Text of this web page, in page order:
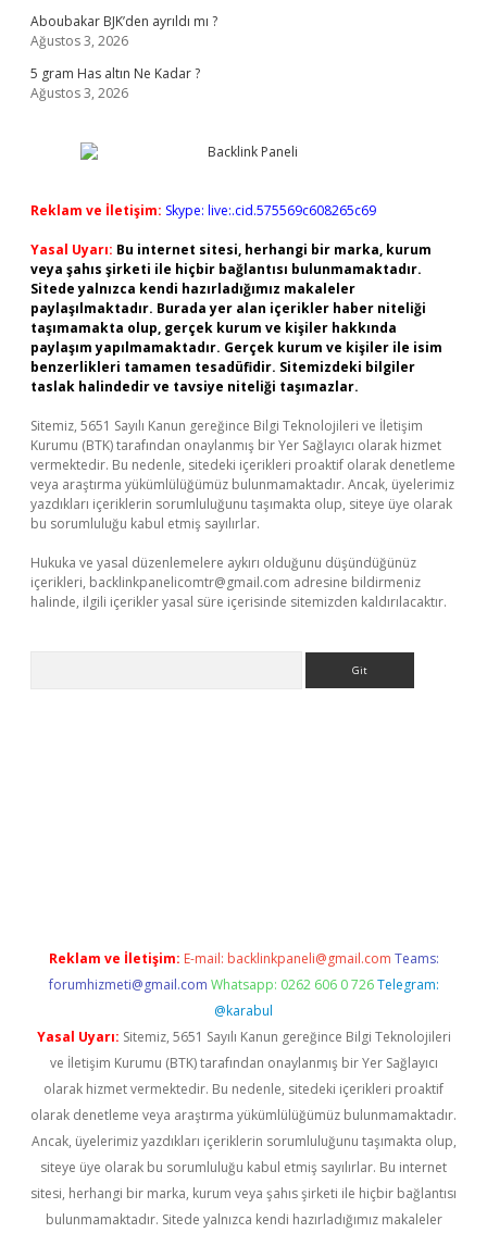
Aboubakar BJK’den ayrıldı mı ?
Ağustos 3, 2026
5 gram Has altın Ne Kadar ?
Ağustos 3, 2026
Reklam ve İletişim: Skype: live:.cid.575569c608265c69
Yasal Uyarı: Bu internet sitesi, herhangi bir marka, kurum
veya şahıs şirketi ile hiçbir bağlantısı bulunmamaktadır.
Sitede yalnızca kendi hazırladığımız makaleler
paylaşılmaktadır. Burada yer alan içerikler haber niteliği
taşımamakta olup, gerçek kurum ve kişiler hakkında
paylaşım yapılmamaktadır. Gerçek kurum ve kişiler ile isim
benzerlikleri tamamen tesadüfidir. Sitemizdeki bilgiler
taslak halindedir ve tavsiye niteliği taşımazlar.
Sitemiz, 5651 Sayılı Kanun gereğince Bilgi Teknolojileri ve İletişim
Kurumu (BTK) tarafından onaylanmış bir Yer Sağlayıcı olarak hizmet
vermektedir. Bu nedenle, sitedeki içerikleri proaktif olarak denetleme
veya araştırma yükümlülüğümüz bulunmamaktadır. Ancak, üyelerimiz
yazdıkları içeriklerin sorumluluğunu taşımakta olup, siteye üye olarak
bu sorumluluğu kabul etmiş sayılırlar.
Hukuka ve yasal düzenlemelere aykırı olduğunu düşündüğünüz
içerikleri, backlinkpanelicomtr@gmail.com adresine bildirmeniz
halinde, ilgili içerikler yasal süre içerisinde sitemizden kaldırılacaktır.
Reklam ve İletişim: E-mail: backlinkpaneli@gmail.com Teams:
forumhizmeti@gmail.com Whatsapp: 0262 606 0 726 Telegram:
@karabul
Yasal Uyarı: Sitemiz, 5651 Sayılı Kanun gereğince Bilgi Teknolojileri
ve İletişim Kurumu (BTK) tarafından onaylanmış bir Yer Sağlayıcı
olarak hizmet vermektedir. Bu nedenle, sitedeki içerikleri proaktif
olarak denetleme veya araştırma yükümlülüğümüz bulunmamaktadır.
Ancak, üyelerimiz yazdıkları içeriklerin sorumluluğunu taşımakta olup,
siteye üye olarak bu sorumluluğu kabul etmiş sayılırlar. Bu internet
sitesi, herhangi bir marka, kurum veya şahıs şirketi ile hiçbir bağlantısı
bulunmamaktadır. Sitede yalnızca kendi hazırladığımız makaleler